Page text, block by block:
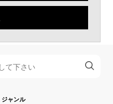
ジャンル